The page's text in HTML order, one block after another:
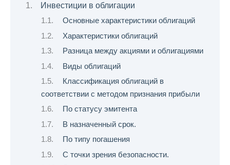
Инвестиции в облигации
Основные характеристики облигаций
Характеристики облигаций
Разница между акциями и облигациями
Виды облигаций
Классификация облигаций в
соответствии с методом признания прибыли
По статусу эмитента
В назначенный срок.
По типу погашения
С точки зрения безопасности.